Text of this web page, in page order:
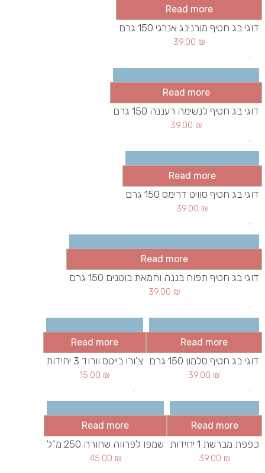
Read more
דוגי בג חטיף מורנינג אנרגי 150 גרם
39.00 ₪
Read more
דוגי בג חטיף לנשימה רעננה 150 גרם
39.00 ₪
Read more
דוגי בג חטיף סוויט דרימס 150 גרם
39.00 ₪
Read more
דוגי בג חטיף תפוח בננה וחמאת בוטנים 150 גרם
39.00 ₪
Read more
דוגי בג חטיף סלמון 150 גרם
39.00 ₪
Read more
צ'ורו בייטס וורוד 3 יחידות
15.00 ₪
Read more
כפפת מברשת 1 יחידות
39.00 ₪
Read more
שמפו לפרווה שחורה 250 מ"ל
45.00 ₪